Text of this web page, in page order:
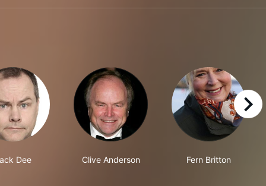
Dee Clive Anderson Fern Britton
right